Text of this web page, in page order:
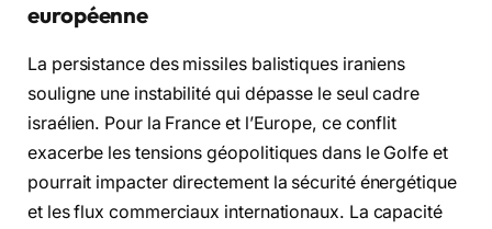
européenne
La persistance des missiles balistiques iraniens
souligne une instabilité qui dépasse le seul cadre
israélien. Pour la France et l’Europe, ce conflit
exacerbe les tensions géopolitiques dans le Golfe et
pourrait impacter directement la sécurité énergétique
et les flux commerciaux internationaux. La capacité